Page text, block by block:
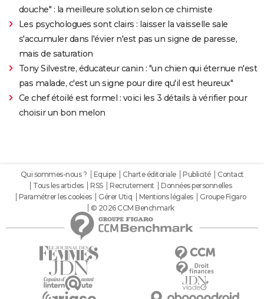
douche" : la meilleure solution selon ce chimiste
Les psychologues sont clairs : laisser la vaisselle sale
s'accumuler dans l'évier n'est pas un signe de paresse,
mais de saturation
Tony Silvestre, éducateur canin : "un chien qui éternue n'est
pas malade, c'est un signe pour dire qu'il est heureux"
Ce chef étoilé est formel : voici les 3 détails à vérifier pour
choisir un bon melon
Qui sommes-nous ? Equipe Charte éditoriale Publicité
Contact
Tous les articles
RSS Recrutement
Données personnelles
Paramétrer les cookies
Gérer Utiq Mentions légales
Groupe Figaro
© 2026 CCM Benchmark